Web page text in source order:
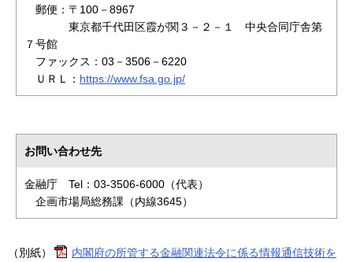
郵便：〒100－8967
東京都千代田区霞が関３－２－１ 中央合同庁舎第
７号館
ファックス：03－3506－6220
ＵＲＬ： https://www.fsa.go.jp/
お問い合わせ先
金融庁 Tel：03-3506-6000（代表）
企画市場局総務課（内線3645）
（別紙）
内閣府の所管する金融関連法令に係る情報通信技術を